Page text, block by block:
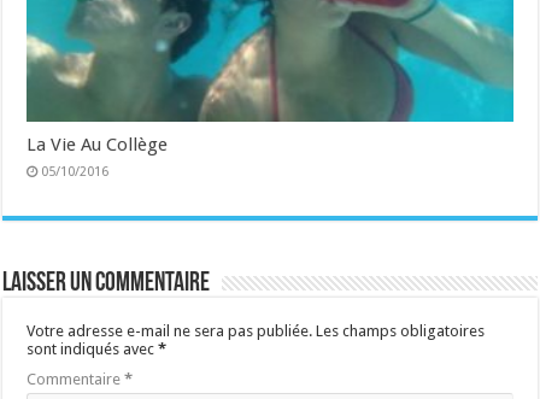
La Vie Au Collège
05/10/2016
Laisser un commentaire
Votre adresse e-mail ne sera pas publiée. Les champs obligatoires
sont indiqués avec*
Commentaire*